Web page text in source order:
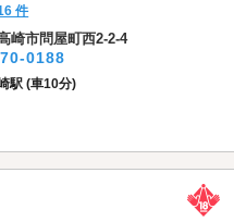
件
崎市問屋町西2-2-4
0188
駅 (車10分)